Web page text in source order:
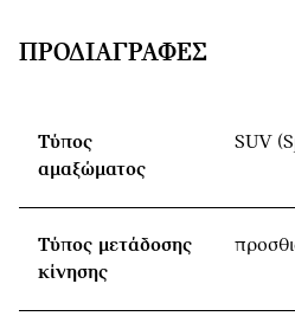
ΠΡΟΔΙΑΓΡΑΦΈΣ
Τύπος
αμαξώματος
SUV
Τύπος μετάδοσης
κίνησης